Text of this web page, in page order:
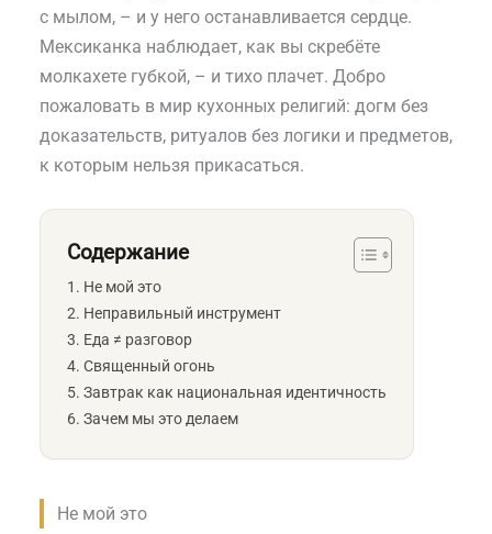
с мылом, – и у него останавливается сердце.
Мексиканка наблюдает, как вы скребёте
молкахете губкой, – и тихо плачет. Добро
пожаловать в мир кухонных религий: догм без
доказательств, ритуалов без логики и предметов,
к которым нельзя прикасаться.
Содержание
Не мой это
Неправильный инструмент
Еда ≠ разговор
Священный огонь
Завтрак как национальная идентичность
Зачем мы это делаем
Не мой это